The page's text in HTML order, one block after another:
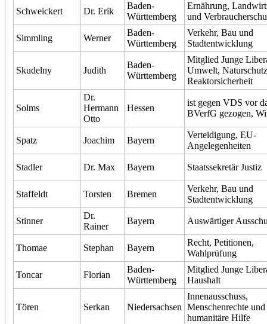
Schweickert Dr. Erik
Baden-
Württemberg
Ernährung,
und
Simmling Werner
Baden-
Württemberg
Verkehr, Bau und
Stadtentwicklung
Skudelny Judith
Baden-
Württemberg
Mitglied Junge
Umwelt,
Reaktorsicherheit
Solms
Dr.
Hermann
Otto
Hessen
ist gegen VDS vor
BVerfG gezogen,
Spatz Joachim Bayern
Verteidigung, EU-
Angelegenheiten
Stadler Dr. Max Bayern Staatssekretär Justiz
Staffeldt Torsten Bremen
Verkehr, Bau und
Stadtentwicklung
Stinner
Dr.
Rainer
Bayern Auswärtiger
Thomae Stephan Bayern
Recht, Petitionen,
Wahlprüfung
Toncar Florian
Baden-
Württemberg
Mitglied Junge
Haushalt
Tören Serkan Niedersachsen
Innenausschuss,
Menschenrechte und
humanitäre Hilfe